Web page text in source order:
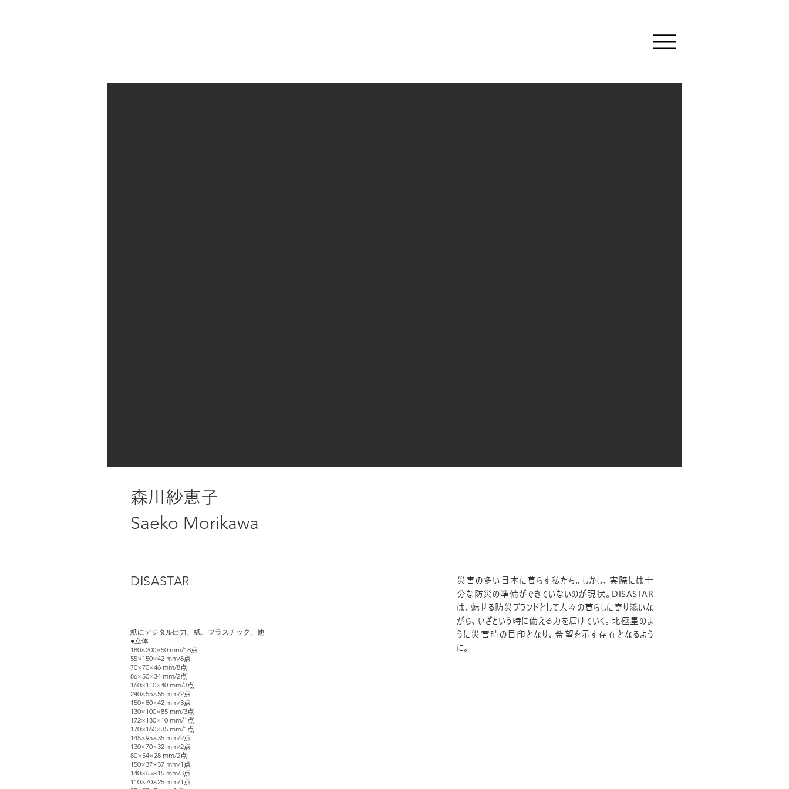
森川紗恵子
Saeko Morikawa
DISASTAR
紙にデジタル出力、紙、プラスチック、他
●立体
180×200×50 mm/18点
55×150×42 mm/8点
70×70×46 mm/8点
86×50×34 mm/2点
160×110×40 mm/3点
240×55×55 mm/2点
150×80×42 mm/3点
130×100×85 mm/3点
172×130×10 mm/1点
170×160×35 mm/1点
145×95×35 mm/2点
130×70×32 mm/2点
80×54×28 mm/2点
150×37×37 mm/1点
140×65×15 mm/3点
110×70×25 mm/1点
災害の多い日本に暮らす私たち。しかし、実際には十
分な防災の準備ができていないのが現状。DISASTAR
は、魅せる防災ブランドとして人々の暮らしに寄り添いな
がら、いざという時に備える力を届けていく。北極星のよ
うに災害時の目印となり、希望を示す存在となるよう
に。